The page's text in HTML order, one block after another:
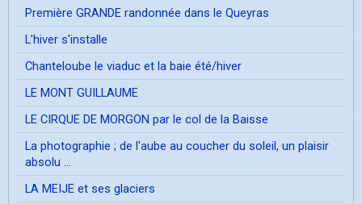
Première GRANDE randonnée dans le Queyras
L'hiver s'installe
Chanteloube le viaduc et la baie été/hiver
LE MONT GUILLAUME
LE CIRQUE DE MORGON par le col de la Baisse
La photographie ; de l'aube au coucher du soleil, un plaisir
absolu ...
LA MEIJE et ses glaciers